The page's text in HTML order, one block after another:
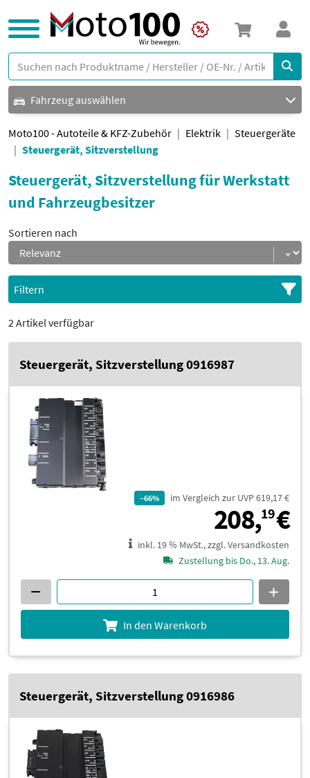
Fahrzeug auswählen
Moto100 - Autoteile & KFZ-Zubehör Elektrik
Steuergeräte
Steuergerät, Sitzverstellung
Steuergerät, Sitzverstellung für Werkstatt
und Fahrzeugbesitzer
Sortieren nach
Filtern
2 Artikel verfügbar
Steuergerät, Sitzverstellung 0916987
–66% im Vergleich zur UVP 619,17 €
208,19€
inkl. 19 % MwSt., zzgl. Versandkosten
Zustellung bis Do., 13. Aug.
In den Warenkorb
Steuergerät, Sitzverstellung 0916986